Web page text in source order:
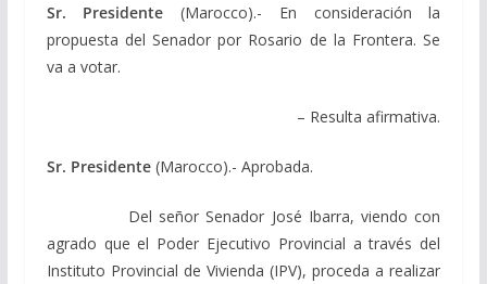
Sr. Presidente (Marocco).- En consideración la
propuesta del Senador por Rosario de la Frontera. Se
va a votar.
– Resulta afirmativa.
Sr. Presidente(Marocco).- Aprobada.
Del señor Senador José Ibarra, viendo con
agrado que el Poder Ejecutivo Provincial a través del
Instituto Provincial de Vivienda (IPV), proceda a realizar